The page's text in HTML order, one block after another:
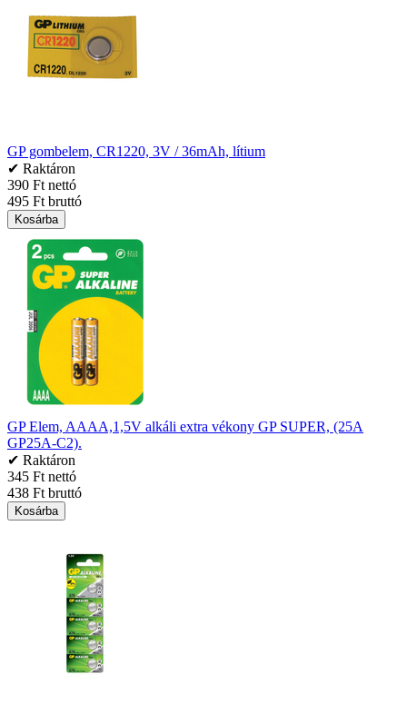
GP gombelem, CR1220, 3V / 36mAh, lítium
✔ Raktáron
390 Ft nettó
495 Ft bruttó
Kosárba
GP Elem, AAAA,1,5V alkáli extra vékony GP SUPER, (25A
GP25A-C2).
✔ Raktáron
345 Ft nettó
438 Ft bruttó
Kosárba